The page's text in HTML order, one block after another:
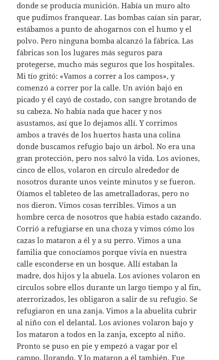
donde se producía munición. Había un muro alto
que pudimos franquear. Las bombas caían sin parar,
estábamos a punto de ahogarnos con el humo y el
polvo. Pero ninguna bomba alcanzó la fábrica. Las
fábricas son los lugares más seguros para
protegerse, mucho más seguros que los hospitales.
Mi tío gritó: «Vamos a correr a los campos», y
comenzó a correr por la calle. Un avión bajó en
picado y él cayó de costado, con sangre brotando de
su cabeza. No había nada que hacer y nos
asustamos, así que lo dejamos allí. Y corrimos
ambos a través de los huertos hasta una colina
donde buscamos refugio bajo un árbol. No era una
gran protección, pero nos salvó la vida. Los aviones,
cinco de ellos, volaron en círculo alrededor de
nosotros durante unos veinte minutos y se fueron.
Oíamos el tableteo de las ametralladoras, pero no
nos dieron. Vimos cosas terribles. Vimos a un
hombre cerca de nosotros que había estado cazando.
Corrió a refugiarse en una choza y vimos cómo los
cazas lo mataron a él y a su perro. Vimos a una
familia que conocíamos porque vivía en nuestra
calle esconderse en un bosque. Allí estaban la
madre, dos hijos y la abuela. Los aviones volaron en
círculos sobre ellos durante un largo tiempo y al fin,
aterrorizados, les obligaron a salir de su refugio. Se
refugiaron en una zanja. Vimos a la abuelita cubrir
al niño con el delantal. Los aviones volaron bajo y
los mataron a todos en la zanja, excepto al niño.
Pronto se puso en pie y empezó a vagar por el
campo, llorando. Y lo mataron a él también. Fue